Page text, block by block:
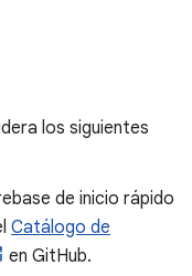
los siguientes
de inicio rápido
Catálogo de
en GitHub.